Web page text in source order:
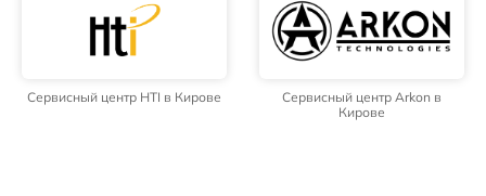
Сервисный центр HTI в Кирове
Сервисный центр Arkon в
Кирове